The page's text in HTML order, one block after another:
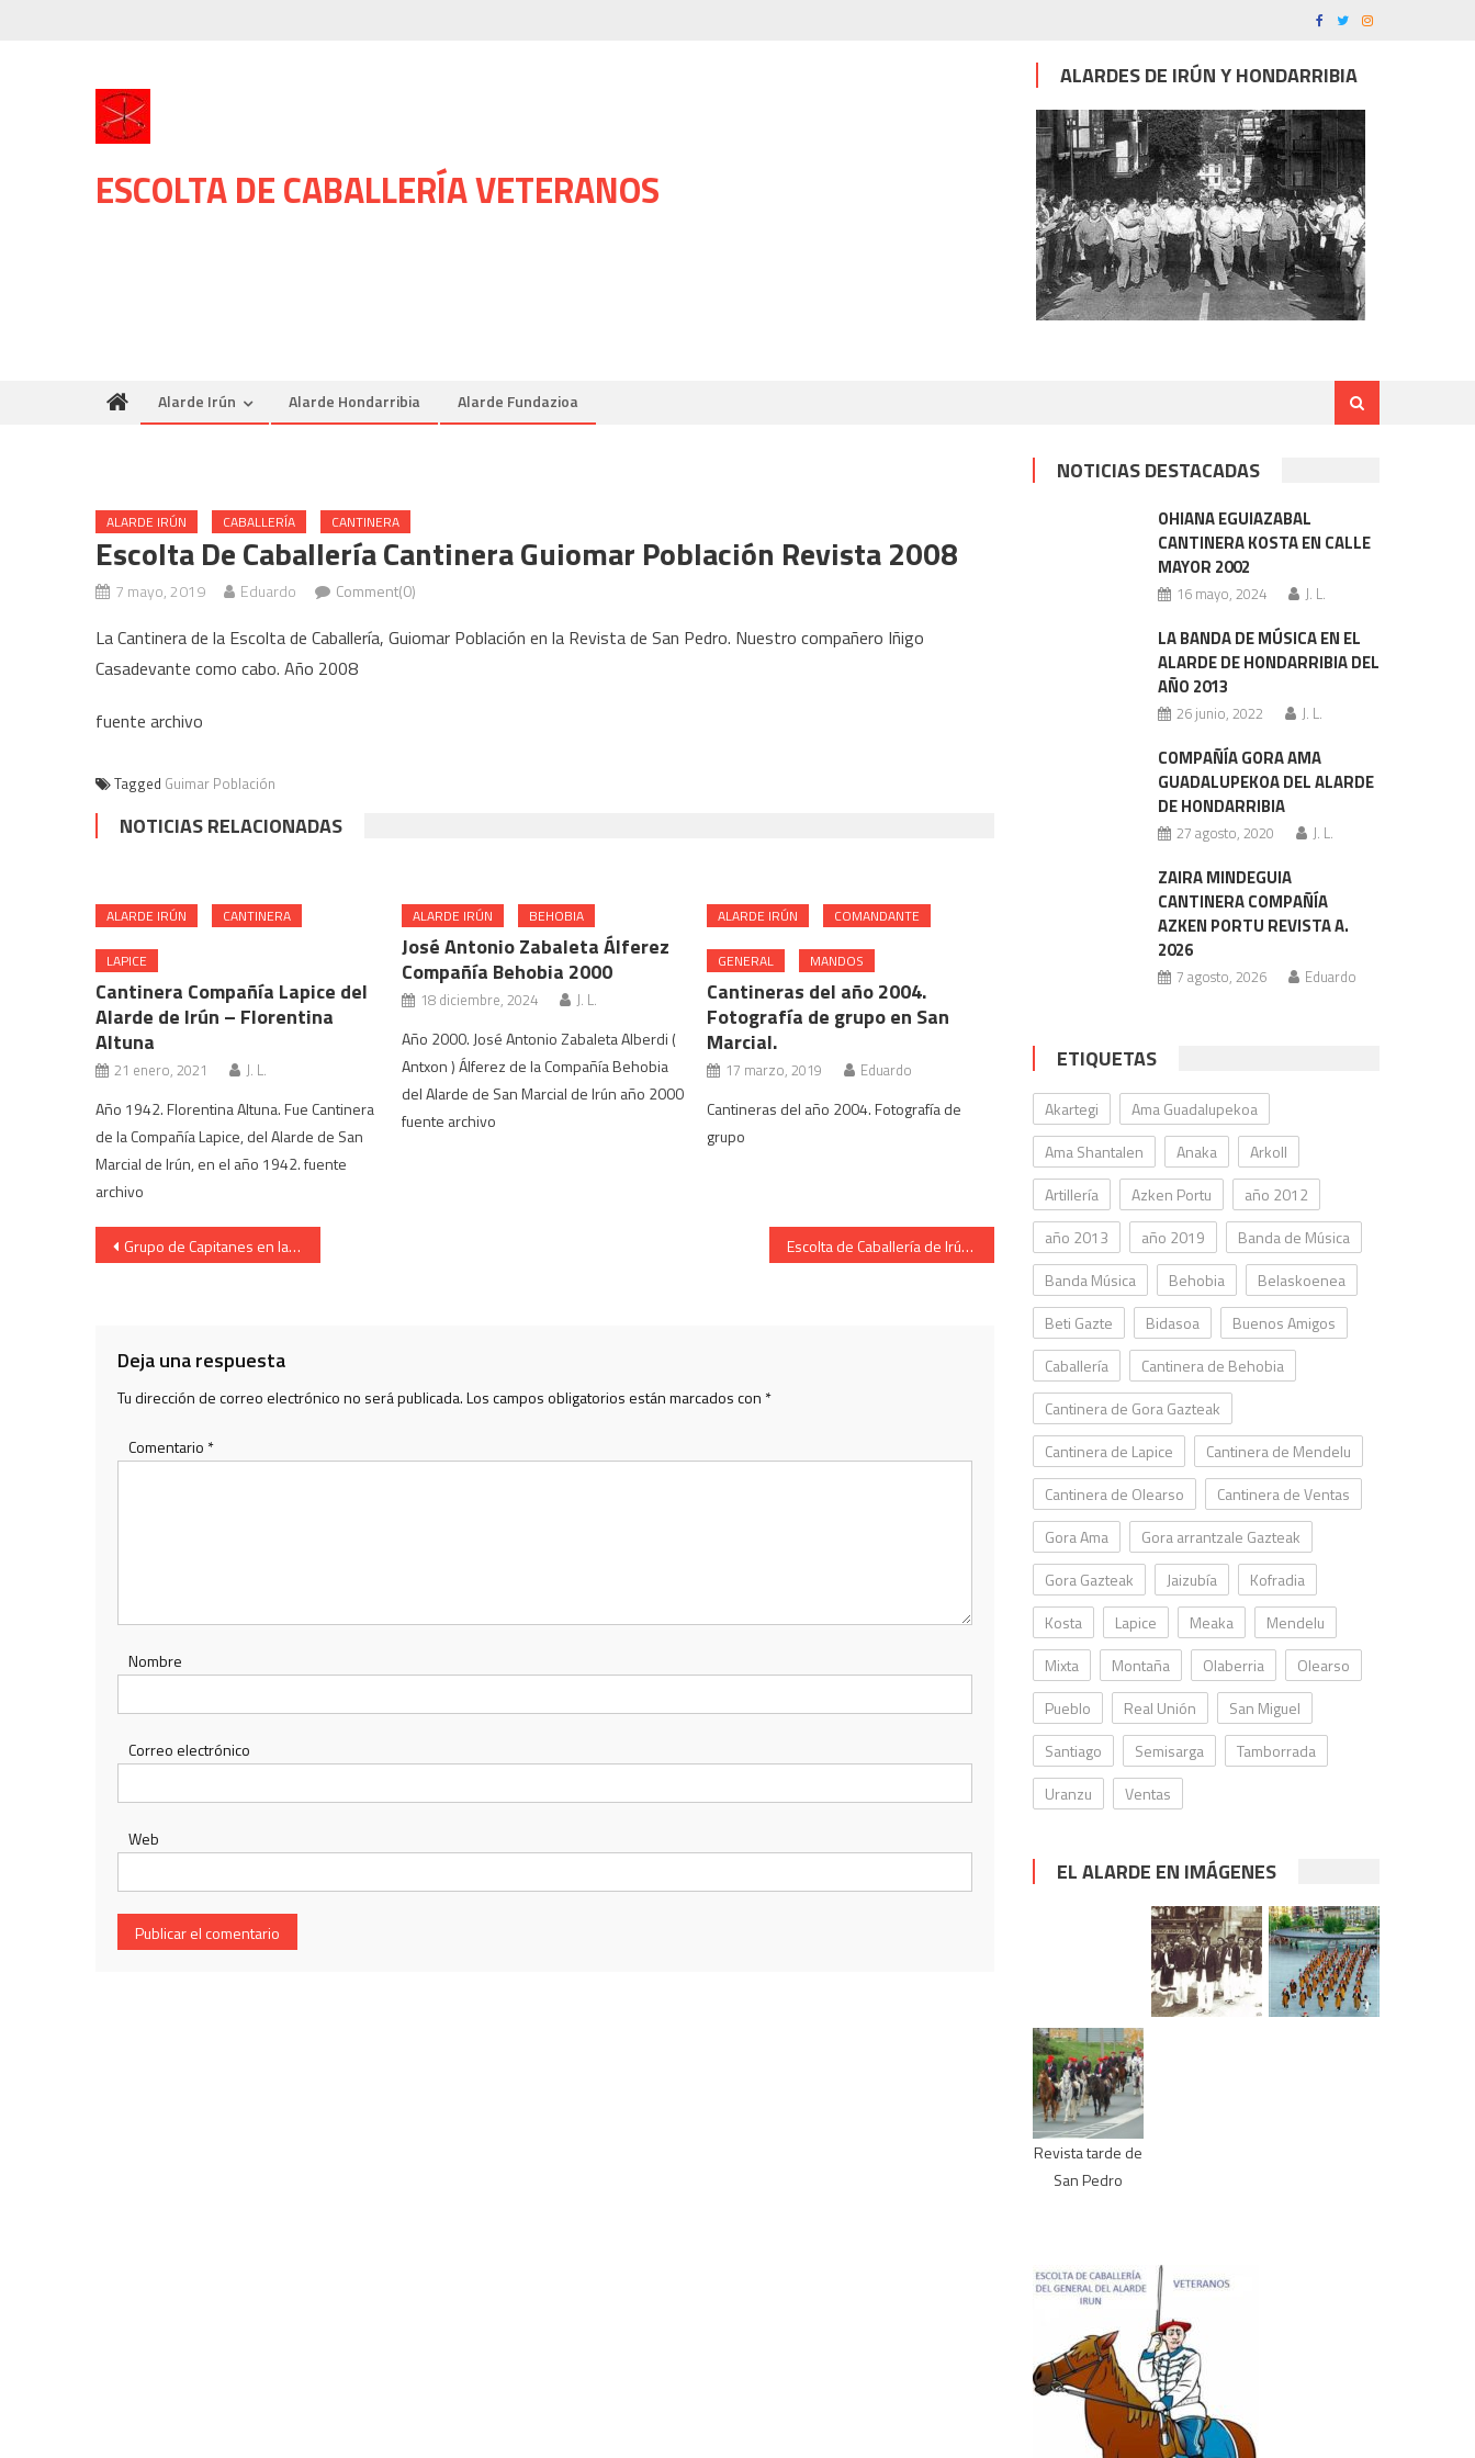
ESCOLTA DE CABALLERÍA VETERANOS
ALARDES DE IRÚN Y HONDARRIBIA
Alarde Irún Alarde Hondarribia Alarde Fundazioa
ALARDE IRÚN CABALLERÍA CANTINERA
Escolta De Caballería Cantinera Guiomar Población Revista 2008
7 mayo, 2019 Eduardo Comment(0)
La Cantinera de la Escolta de Caballería, Guiomar Población en la Revista de San Pedro. Nuestro compañero Iñigo
Casadevante como cabo. Año 2008
fuente archivo
Tagged Guimar Población
NOTICIAS RELACIONADAS
ALARDE IRÚN CANTINERA
LAPICE
Cantinera Compañía Lapice del
Alarde de Irún – Florentina
Altuna
21 enero, 2021 J. L.
Año 1942. Florentina Altuna. Fue Cantinera
de la Compañía Lapice, del Alarde de San
Marcial de Irún, en el año 1942. fuente
archivo
ALARDE IRÚN BEHOBIA
José Antonio Zabaleta Álferez
Compañía Behobia 2000
18 diciembre, 2024 J. L.
Año 2000. José Antonio Zabaleta Alberdi (
Antxon ) Álferez de la Compañía Behobia
del Alarde de San Marcial de Irún año 2000
fuente archivo
ALARDE IRÚN COMANDANTE
GENERAL MANDOS
Cantineras del año 2004.
Fotografía de grupo en San
Marcial.
17 marzo, 2019 Eduardo
Cantineras del año 2004. Fotografía de
grupo
Navegación
Grupo de Capitanes en la Plaza Urdanibia. Desfile de la tarde. Año 2008. Escolta de Caballería de Irún. Cantinera Guiomar Población. Año 2008.
Deja una respuesta
Tu dirección de correo electrónico no será publicada.Los campos obligatorios están marcados con *
Comentario *
Nombre
Correo electrónico
Web
NOTICIAS DESTACADAS
OHIANA EGUIAZABAL
CANTINERA KOSTA EN CALLE
MAYOR 2002
16 mayo, 2024 J. L.
LA BANDA DE MÚSICA EN EL
ALARDE DE HONDARRIBIA DEL
AÑO 2013
26 junio, 2022 J. L.
COMPAÑÍA GORA AMA
GUADALUPEKOA DEL ALARDE
DE HONDARRIBIA
27 agosto, 2020 J. L.
ZAIRA MINDEGUIA
CANTINERA COMPAÑÍA
AZKEN PORTU REVISTA A.
2026
7 agosto, 2026 Eduardo
ETIQUETAS
Akartegi
Ama Guadalupekoa
Ama Shantalen
Anaka
Arkoll
Artillería
Azken Portu
año 2012
año 2013
año 2019
Banda de Música
Banda Música
Behobia
Belaskoenea
Beti Gazte
Bidasoa
Buenos Amigos
Caballería
Cantinera de Behobia
Cantinera de Gora Gazteak
Cantinera de Lapice
Cantinera de Mendelu
Cantinera de Olearso
Cantinera de Ventas
Gora Ama
Gora arrantzale Gazteak
Gora Gazteak
Jaizubía
Kofradia
Kosta
Lapice Meaka
Mendelu
Mixta
Montaña Olaberria
Olearso
Pueblo
Real Unión
San Miguel
Santiago
Semisarga
Tamborrada
Uranzu
Ventas
EL ALARDE EN IMÁGENES
Revista tarde de
San Pedro